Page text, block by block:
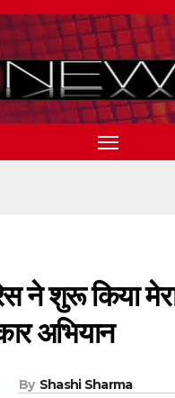
ने शुरू किया मेरा
अभियान
By Shashi Sharma